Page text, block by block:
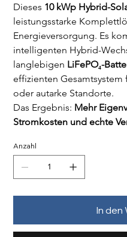
Dieses 10 kWp Hybrid-
leistungsstarke
Energieversorgung. Es
intelligenten Hybrid-
langlebigen LiFePO₄-
effizienten
oder autarke Standorte.
Das Ergebnis: Mehr
Stromkosten und echte
Anzahl
In den